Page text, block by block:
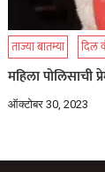
ताज्या बातम्या दिल
महिला पोलिसाची
ऑक्टोबर 30, 2023